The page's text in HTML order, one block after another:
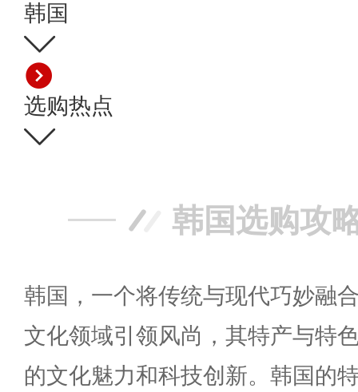
韩国
选购热点
韩国选购攻
韩国，一个将传统与现代巧妙融
文化领域引领风尚，其特产与特
的文化魅力和科技创新。韩国的